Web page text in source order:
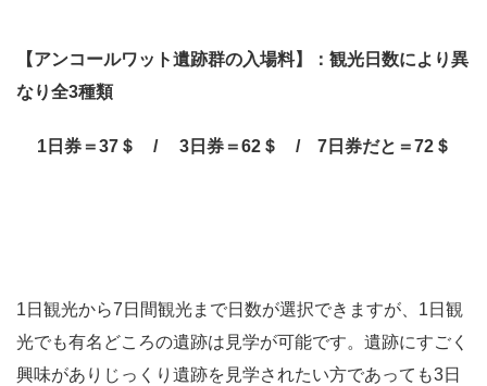
【アンコールワット遺跡群の入場料】： 観光日数により異
なり全3種類
1日券＝37＄ / 3日券＝62＄ / 7日券だと＝72＄
1日観光から7日間観光まで日数が選択できますが、1日観
光でも有名どころの遺跡は見学が可能です。遺跡にすごく
興味がありじっくり遺跡を見学されたい方であっても3日